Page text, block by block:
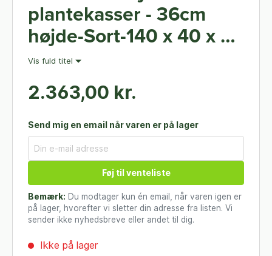
plantekasser - 36cm
højde-Sort-140 x 40 x 36
cm
Vis fuld titel
2.363,00 kr.
Send mig en email når varen er på lager
Føj til venteliste
Bemærk: Du modtager kun én email, når varen igen er
på lager, hvorefter vi sletter din adresse fra listen. Vi
sender ikke nyhedsbreve eller andet til dig.
Ikke på lager